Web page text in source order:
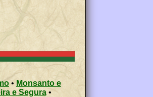
• Monsanto e
e Segura •